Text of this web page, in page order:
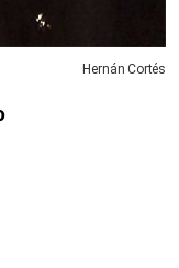
Hernán Cortés